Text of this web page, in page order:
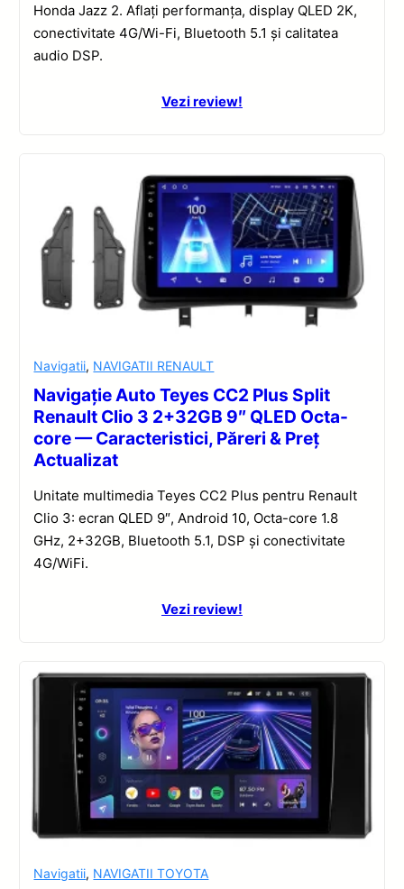
Honda Jazz 2. Aflați performanța, display QLED 2K,
conectivitate 4G/Wi-Fi, Bluetooth 5.1 și calitatea
audio DSP.
Vezi review!
Navigatii, NAVIGATII RENAULT
Navigație Auto Teyes CC2 Plus Split
Renault Clio 3 2+32GB 9″ QLED Octa-
core — Caracteristici, Păreri & Preț
Actualizat
Unitate multimedia Teyes CC2 Plus pentru Renault
Clio 3: ecran QLED 9″, Android 10, Octa-core 1.8
GHz, 2+32GB, Bluetooth 5.1, DSP și conectivitate
4G/WiFi.
Vezi review!
Navigatii, NAVIGATII TOYOTA